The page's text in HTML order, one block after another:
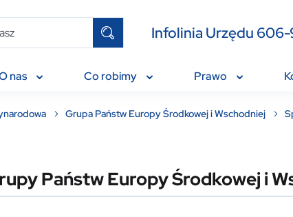
Infolinia Urzędu
nas Co robimy Prawo
Grupa Państw Europy Środkowej i Wschodniej
Państw Europy Środkowej i